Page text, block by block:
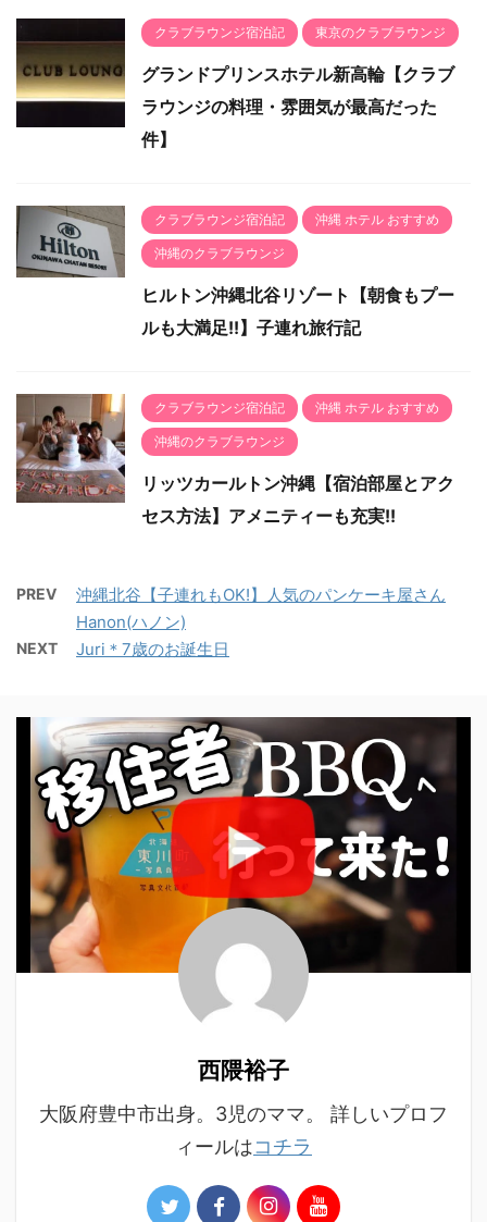
クラブラウンジ宿泊記 東京のクラブラウンジ
グランドプリンスホテル新高輪【クラブ
ラウンジの料理・雰囲気が最高だった
件】
クラブラウンジ宿泊記 沖縄 ホテル おすすめ
沖縄のクラブラウンジ
ヒルトン沖縄北谷リゾート【朝食もプー
ルも大満足!!】子連れ旅行記
クラブラウンジ宿泊記 沖縄 ホテル おすすめ
沖縄のクラブラウンジ
リッツカールトン沖縄【宿泊部屋とアク
セス方法】アメニティーも充実!!
PREV
沖縄北谷【子連れもOK!】人気のパンケーキ屋さん
Hanon(ハノン)
NEXT Juri＊7歳のお誕生日
西隈裕子
大阪府豊中市出身。3児のママ。 詳しいプロフ
ィールはコチラ